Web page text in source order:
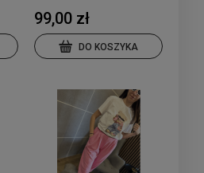
99,00 zł
DO KOSZYKA